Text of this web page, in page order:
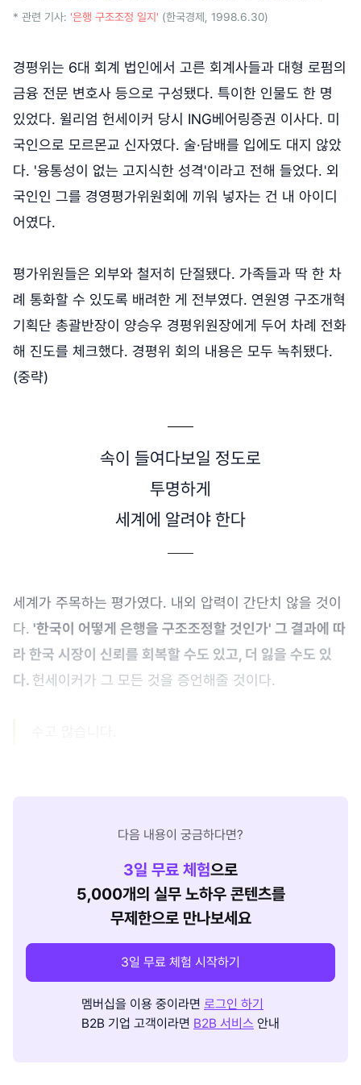
* 관련 기사: '은행 구조조정 일지' (한국경제, 1998.6.30)
경평위는 6대 회계 법인에서 고른 회계사들과 대형 로펌의
금융 전문 변호사 등으로 구성됐다. 특이한 인물도 한 명
있었다. 윌리엄 헌세이커 당시 ING베어링증권 이사다. 미
국인으로 모르몬교 신자였다. 술·담배를 입에도 대지 않았
다. '융통성이 없는 고지식한 성격'이라고 전해 들었다. 외
국인인 그를 경영평가위원회에 끼워 넣자는 건 내 아이디
어였다.
평가위원들은 외부와 철저히 단절됐다. 가족들과 딱 한 차
례 통화할 수 있도록 배려한 게 전부였다. 연원영 구조개혁
기획단 총괄반장이 양승우 경평위원장에게 두어 차례 전화
해 진도를 체크했다. 경평위 회의 내용은 모두 녹취됐다.
(중략)
속이 들여다보일 정도로
투명하게
세계에 알려야 한다
세계가 주목하는 평가였다. 내외 압력이 간단치 않을 것이
다. '한국이 어떻게 은행을 구조조정할 것인가' 그 결과에 따
라 한국 시장이 신뢰를 회복할 수도 있고, 더 잃을 수도 있
다. 헌세이커가 그 모든 것을 증언해줄 것이다.
다음 내용이 궁금하다면?
3일 무료 체험으로
5,000개의 실무 노하우 콘텐츠를
무제한으로 만나보세요
3일 무료 체험 시작하기
멤버십을 이용 중이라면 로그인 하기
B2B 기업 고객이라면 B2B 서비스 안내